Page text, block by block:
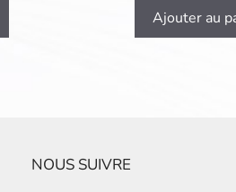
Ajouter au
NOUS SUIVRE